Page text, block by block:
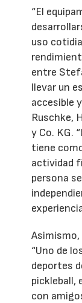
“El
uso
entre
llevar un
accesible
Ruschke,
y Co. KG.
tiene
actividad
persona
“Uno de
deportes
pickleball,
con